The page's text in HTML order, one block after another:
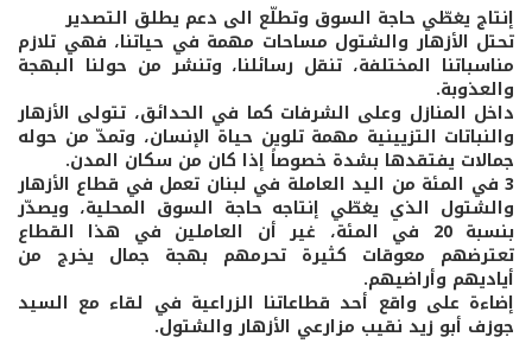
إنتاج يغطّي حاجة السوق وتطلّع الى دعم يطلق التصدير
تحتل الأزهار والشتول مساحات مهمة في حياتنا، فهي تلازم
مناسباتنا المختلفة، تنقل رسائلنا، وتنشر من حولنا البهجة
والعذوبة.
داخل المنازل وعلى الشرفات كما في الحدائق، تتولى الأزهار
والنباتات التزيينية مهمة تلوين حياة الإنسان، وتمدّ من حوله
جمالات يفتقدها بشدة خصوصاً إذا كان من سكان المدن.
3 في المئة من اليد العاملة في لبنان تعمل في قطاع الأزهار
والشتول الذي يغطّي إنتاجه حاجة السوق المحلية، ويصدّر
بنسبة 20 في المئة، غير أن العاملين في هذا القطاع
تعترضهم معوقات كثيرة تحرمهم بهجة جمال يخرج من
أياديهم وأراضيهم.
إضاءة على واقع أحد قطاعاتنا الزراعية في لقاء مع السيد
جوزف أبو زيد نقيب مزارعي الأزهار والشتول.